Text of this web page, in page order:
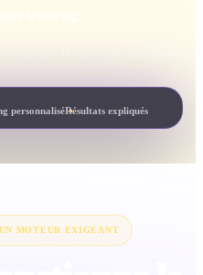
personnaliséRésultats expliqués
MOTEUR EXIGEANT